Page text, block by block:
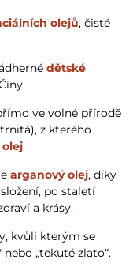
olejů, čisté
dětské
ve volné přírodě
z kterého
olej.
arganový olej, díky
po staletí
a krásy.
kvůli kterým se
„tekuté zlato“.